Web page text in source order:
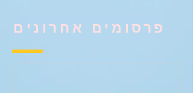
פרסומים אחרונים